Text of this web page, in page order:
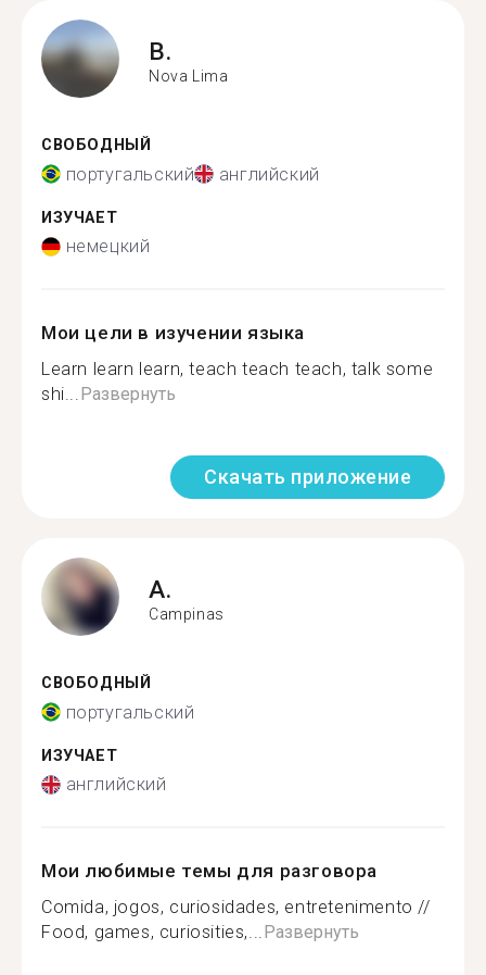
B.
Nova Lima
СВОБОДНЫЙ
португальский английский
ИЗУЧАЕТ
немецкий
Мои цели в изучении языка
Learn learn learn, teach teach teach, talk some
shi...Развернуть
Скачать приложение
A.
Campinas
СВОБОДНЫЙ
португальский
ИЗУЧАЕТ
английский
Мои любимые темы для разговора
Comida, jogos, curiosidades, entretenimento //
Food, games, curiosities,...Развернуть